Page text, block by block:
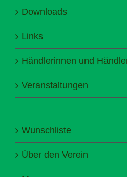
Downloads
Links
Händlerinnen und
Veranstaltungen
Wunschliste
Über den Verein